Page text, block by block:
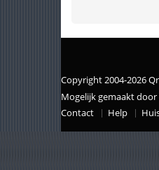
Copyright 2004-2026
Mogelijk gemaakt door
Contact
Help